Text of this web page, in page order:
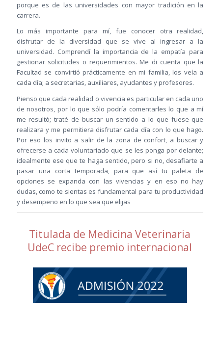
porque es de las universidades con mayor tradición en la
carrera.
Lo más importante para mí, fue conocer otra realidad,
disfrutar de la diversidad que se vive al ingresar a la
universidad. Comprendí la importancia de la empatía para
gestionar solicitudes o requerimientos. Me di cuenta que la
Facultad se convirtió prácticamente en mi familia, los veía a
cada día; a secretarias, auxiliares, ayudantes y profesores.
Pienso que cada realidad o vivencia es particular en cada uno
de nosotros, por lo que sólo podría comentarles lo que a mí
me resultó; traté de buscar un sentido a lo que fuese que
realizara y me permitiera disfrutar cada día con lo que hago.
Por eso los invito a salir de la zona de confort, a buscar y
ofrecerse a cada voluntariado que se les ponga por delante;
idealmente ese que te haga sentido, pero si no, desafiarte a
pasar una corta temporada, para que así tu paleta de
opciones se expanda con las vivencias y en eso no hay
dudas, como te sientas es fundamental para tu productividad
y desempeño en lo que sea que elijas
Titulada de Medicina Veterinaria
UdeC recibe premio internacional